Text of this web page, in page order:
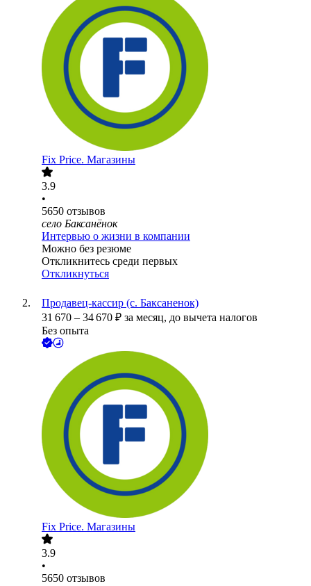
Fix Price. Магазины
3.9
•
5650 отзывов
село Баксанёнок
Интервью о жизни в компании
Можно без резюме
Откликнитесь среди первых
Откликнуться
Продавец-кассир (с. Баксаненок)
31 670 – 34 670 ₽ за месяц, до вычета налогов
Без опыта
Fix Price. Магазины
3.9
•
5650 отзывов